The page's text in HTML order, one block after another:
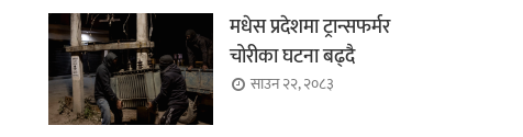
मधेस प्रदेशमा ट्रान्सफर्मर
चोरीका घटना बढ्दै
साउन २२, २०८३